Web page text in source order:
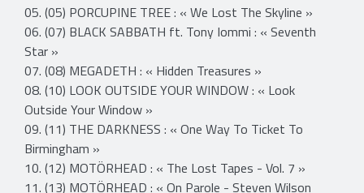
05. (05) PORCUPINE TREE : « We Lost The Skyline »
06. (07) BLACK SABBATH ft. Tony Iommi : « Seventh
Star »
07. (08) MEGADETH : « Hidden Treasures »
08. (10) LOOK OUTSIDE YOUR WINDOW : « Look
Outside Your Window »
09. (11) THE DARKNESS : « One Way To Ticket To
Birmingham »
10. (12) MOTÖRHEAD : « The Lost Tapes - Vol. 7 »
11. (13) MOTÖRHEAD : « On Parole - Steven Wilson